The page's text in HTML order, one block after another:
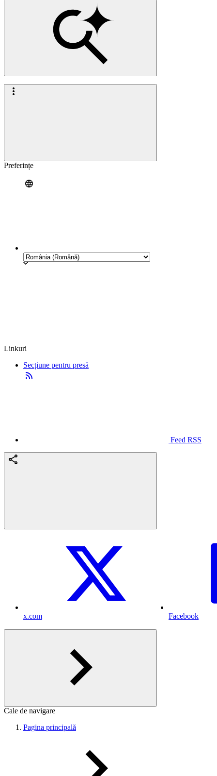
Preferințe
Linkuri
Secțiune pentru presă
Feed RSS
x.com Facebook
Cale de navigare
Pagina principală